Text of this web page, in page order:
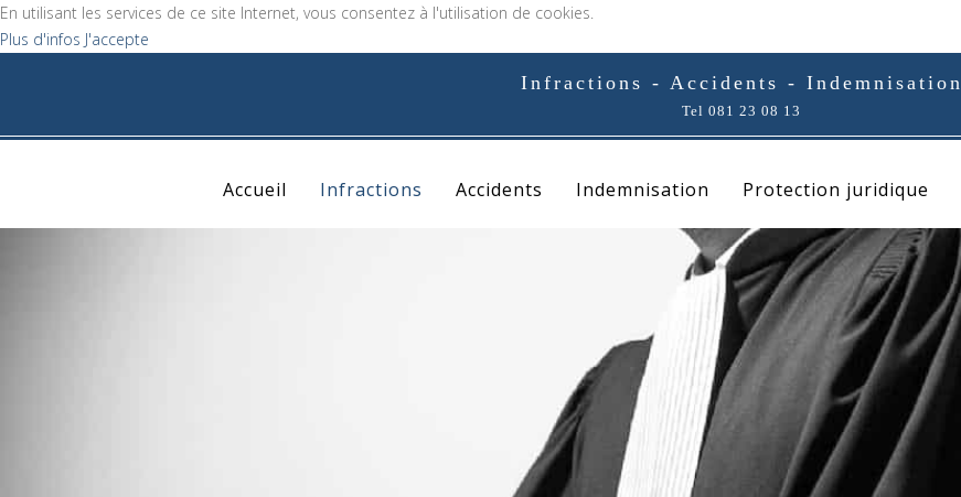
En utilisant les services de ce site Internet, vous consentez à l'utilisation de cookies.
Plus d'infos J'accepte
Infractions - Accidents - Indemnisation
Tel 081 23 08 13
Accueil Infractions Accidents Indemnisation Protection juridique